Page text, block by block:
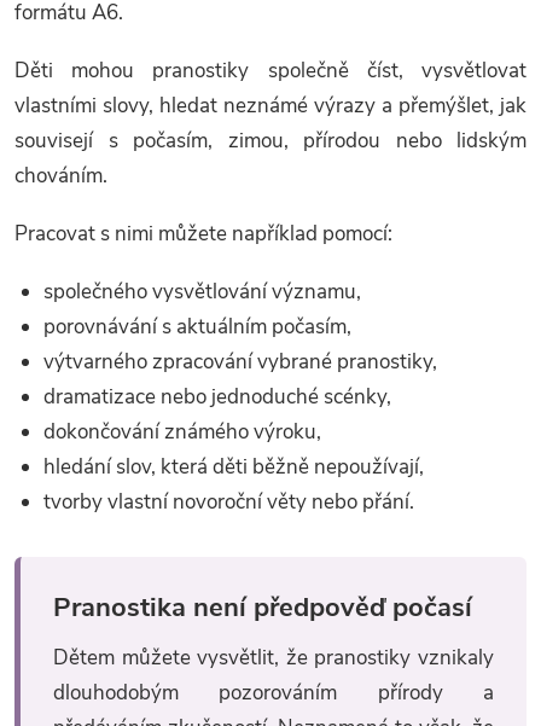
formátu A6.
Děti mohou pranostiky společně číst, vysvětlovat
vlastními slovy, hledat neznámé výrazy a přemýšlet, jak
souvisejí s počasím, zimou, přírodou nebo lidským
chováním.
Pracovat s nimi můžete například pomocí:
společného vysvětlování významu,
porovnávání s aktuálním počasím,
výtvarného zpracování vybrané pranostiky,
dramatizace nebo jednoduché scénky,
dokončování známého výroku,
hledání slov, která děti běžně nepoužívají,
tvorby vlastní novoroční věty nebo přání.
Pranostika není předpověď počasí
Dětem můžete vysvětlit, že pranostiky vznikaly
dlouhodobým pozorováním přírody a